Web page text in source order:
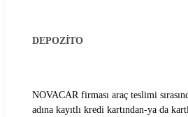
Pusula Araç Kiralama Koşulları
Sixt Araç Kiralama Koşulları
DEPOZİTO
NOVACAR firması araç teslimi
adına kayıtlı kredi kartından-ya da